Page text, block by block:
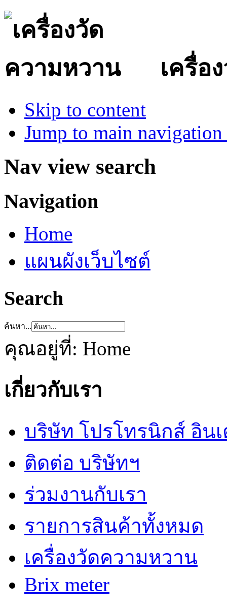
เครื่อ
Skip to content
Jump to main
Nav view search
Navigation
Home
แผนผังเว็บไซต์
Search
ค้นหา...
คุณอยู่ที่: Home
เกี่ยวกับเรา
บริษัท โปรโทรนิกส์ อิน
ติดต่อ บริษัทฯ
ร่วมงานกับเรา
รายการสินค้าทั้งหมด
เครื่องวัดความหวาน
Brix meter